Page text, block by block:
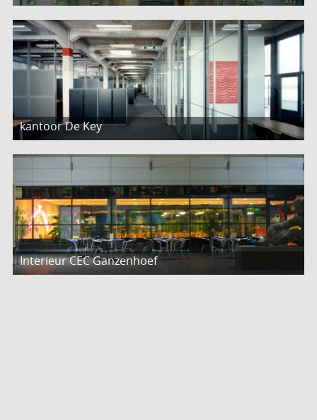
kantoor De Key
Interieur CEC Ganzenhoef